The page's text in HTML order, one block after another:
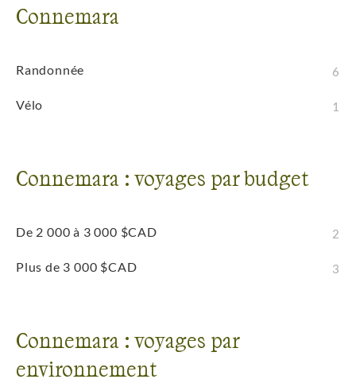
Connemara
Randonnée 6
Vélo 1
Connemara : voyages par budget
De 2 000 à 3 000 $CAD 2
Plus de 3 000 $CAD 3
Connemara : voyages par
environnement